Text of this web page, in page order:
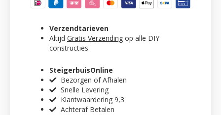
Verzendtarieven
Altijd Gratis Verzending op alle DIY
constructies
SteigerbuisOnline
Bezorgen of Afhalen
Snelle Levering
Klantwaardering 9,3
Achteraf Betalen